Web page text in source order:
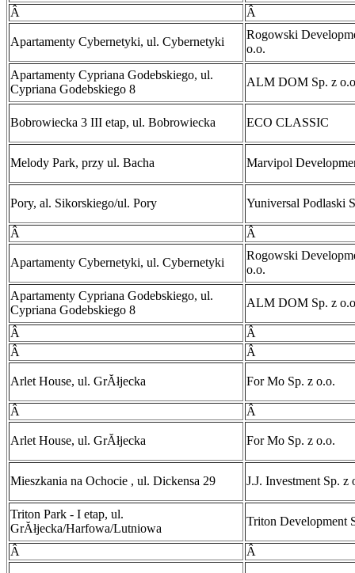
Â Â
Apartamenty Cybernetyki, ul. Cybernetyki
Rogowski
o.o.
Apartamenty Cypriana Godebskiego, ul.
Cypriana Godebskiego 8
ALM DOM Sp. z
Bobrowiecka 3 III etap, ul. Bobrowiecka ECO CLASSIC
Melody Park, przy ul. Bacha Marvipol
Pory, al. Sikorskiego/ul. Pory Yuniversal Podlaski
Â Â
Apartamenty Cybernetyki, ul. Cybernetyki
Rogowski
o.o.
Apartamenty Cypriana Godebskiego, ul.
Cypriana Godebskiego 8
ALM DOM Sp. z
Â
Â
Â
Â
Arlet House, ul. GrĂłjecka For Mo Sp. z o.o.
Â Â
Arlet House, ul. GrĂłjecka For Mo Sp. z o.o.
Mieszkania na Ochocie , ul. Dickensa 29 J.J. Investment Sp. z
Triton Park - I etap, ul.
GrĂłjecka/Harfowa/Lutniowa
Triton Development
Â Â